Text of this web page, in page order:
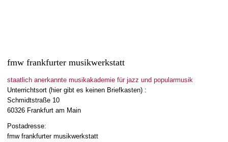
fmw frankfurter musikwerkstatt
staatlich anerkannte musikakademie für jazz und popularmusik
Unterrichtsort (hier gibt es keinen Briefkasten) :
Schmidtstraße 10
60326 Frankfurt am Main
Postadresse:
fmw frankfurter musikwerkstatt